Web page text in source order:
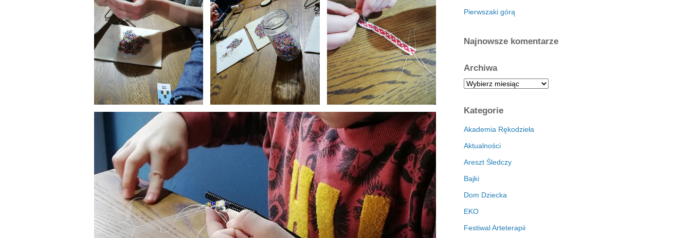
Pierwszaki górą
Najnowsze komentarze
Archiwa
A
h
i
a
Kategorie
Akademia Rękodzieła
Aktualności
Areszt Śledczy
Bajki
Dom Dziecka
EKO
Festiwal Arteterapii